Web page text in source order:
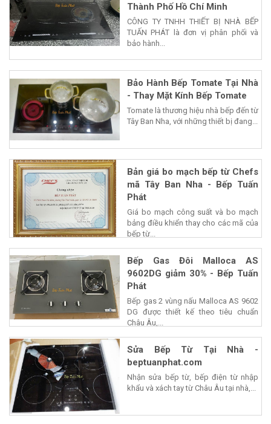
Thành Phố Hồ Chí Minh
CÔNG TY TNHH THIẾT BỊ NHÀ BẾP
TUẤN PHÁT là đơn vị phân phối và
bảo hành...
Bảo Hành Bếp Tomate Tại Nhà
- Thay Mặt Kính Bếp Tomate
Tomate là thương hiệu nhà bếp đến từ
Tây Ban Nha, với những thiết bị đang...
Bản giá bo mạch bếp từ Chefs
mã Tây Ban Nha - Bếp Tuấn
Phát
Giá bo mạch công suất và bo mạch
bảng điều khiển thay cho các mã của
bếp từ...
Bếp Gas Đôi Malloca AS
9602DG giảm 30% - Bếp Tuấn
Phát
Bếp gas 2 vùng nấu Malloca AS 9602
DG được thiết kế theo tiêu chuẩn
Châu Âu,...
Sửa Bếp Từ Tại Nhà -
beptuanphat.com
Nhận sửa bếp từ, bếp điện từ nhập
khẩu và xách tay từ Châu Âu tại nhà,...